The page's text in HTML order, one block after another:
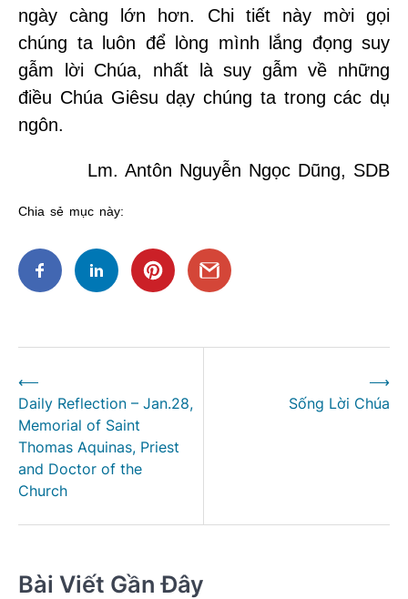
ngày càng lớn hơn. Chi tiết này mời gọi
chúng ta luôn để lòng mình lắng đọng suy
gẫm lời Chúa, nhất là suy gẫm về những
điều Chúa Giêsu dạy chúng ta trong các dụ
ngôn.
Lm. Antôn Nguyễn Ngọc Dũng, SDB
Chia sẻ mục này:
hướng
bài
viết
⟵
Daily Reflection – Jan.28,
Memorial of Saint
Thomas Aquinas, Priest
and Doctor of the
Church
Sống Lời Chúa
⟶
Bài Viết Gần Đây